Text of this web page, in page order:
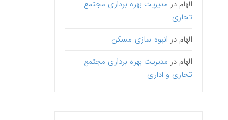
الهام در مدیریت بهره برداری مجتمع
تجاری
الهام در انبوه سازی مسکن
الهام در مدیریت بهره برداری مجتمع
تجاری و اداری